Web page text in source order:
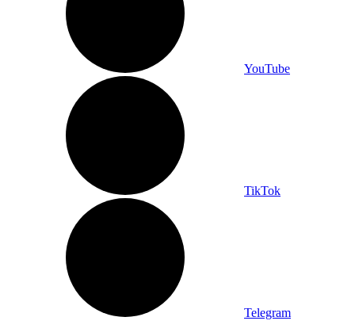
YouTube
TikTok
Telegram